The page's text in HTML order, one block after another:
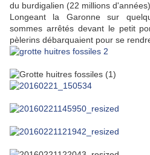
du burdigalien (22 millions
Longeant la Garonne sur
sommes arrêtés devant le petit
pèlerins débarquaient pour se